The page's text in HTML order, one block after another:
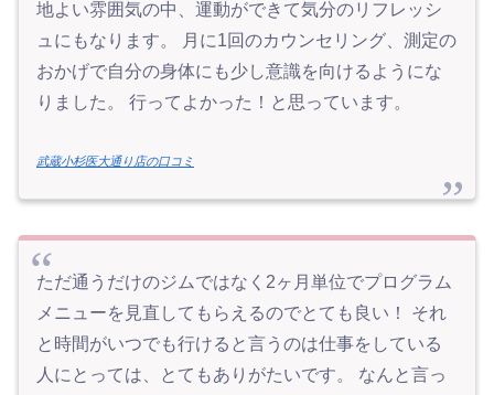
地よい雰囲気の中、運動ができて気分のリフレッシ
ュにもなります。 月に1回のカウンセリング、測定の
おかげで自分の身体にも少し意識を向けるようにな
りました。 行ってよかった！と思っています。
武蔵小杉医大通り店の口コミ
ただ通うだけのジムではなく2ヶ月単位でプログラム
メニューを見直してもらえるのでとても良い！ それ
と時間がいつでも行けると言うのは仕事をしている
人にとっては、とてもありがたいです。 なんと言っ